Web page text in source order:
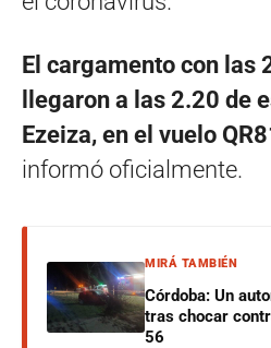
El cargamento con las
llegaron a las 2.20 de
Ezeiza, en el vuelo
informó oficialmente.
MIRÁ TAMBIÉN
Córdoba: Un
tras chocar
56